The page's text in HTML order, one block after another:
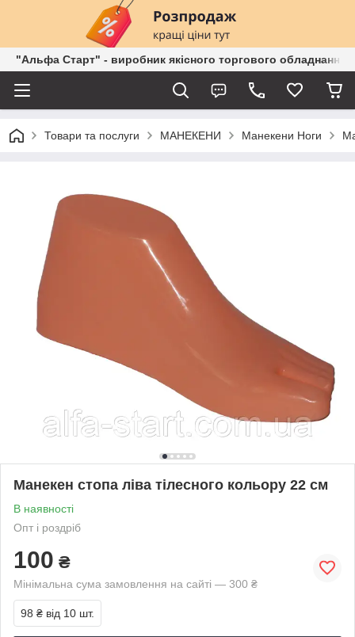
"Альфа Старт" - виробник якісного торгового обладнання
Товари та послуги МАНЕКЕНИ Манекени Ноги
Манекен стопа ліва тілесного кольору 22 см
В наявності
Опт і роздріб
100 ₴
Мінімальна сума замовлення на сайті — 300 ₴
98 ₴ від 10 шт.